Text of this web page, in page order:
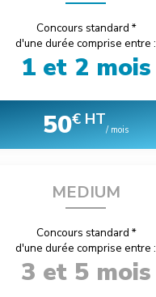
Concours standard *
d'une durée comprise entre :
1 et 2 mois
50€ HT
/ mois
MEDIUM
Concours standard *
d'une durée comprise entre :
3 et 5 mois